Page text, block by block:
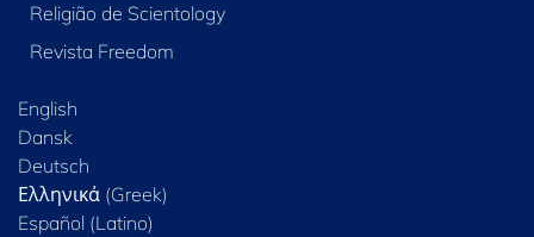
Religião de Scientology
Revista Freedom
English
Dansk
Deutsch
Ελληνικά (Greek)
Español (Latino)